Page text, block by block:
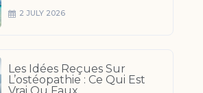
2 JULY 2026
Les Idées Reçues Sur
L’ostéopathie : Ce Qui Est
Vrai Ou Faux